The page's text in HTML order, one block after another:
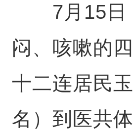
7月15日
闷、咳嗽的
十二连居民
名）到医共